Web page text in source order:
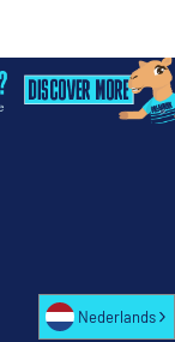
Nederlands